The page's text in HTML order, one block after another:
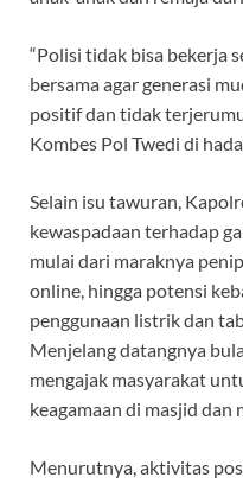
“Polisi tidak bisa bekerja
bersama agar generasi
positif dan tidak
Kombes Pol Twedi di
Selain isu tawuran,
kewaspadaan terhadap
mulai dari maraknya
online, hingga potensi
penggunaan listrik dan
Menjelang datangnya
mengajak masyarakat
keagamaan di masjid dan
Menurutnya, aktivitas